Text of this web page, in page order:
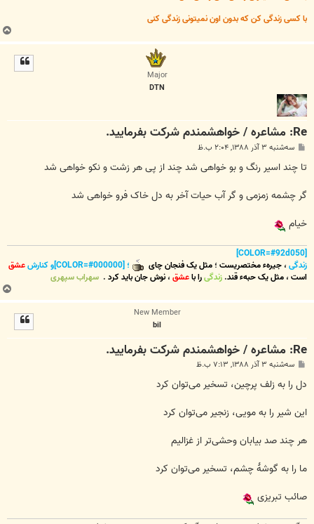
با کسی زندگی کن که بدون اون نمیتونی زندگی کنی
ب
ا
Major
DTN
Re: مشاعره / خواهشمندم شرکت بفرماييد.
پ
ت
سه‌شنبه ۳ آذر ۱۳۸۸, ۲:۰۴ ب.ظ
تا چند اسیر رنگ و بو خواهی شد چند از پی هر زشت و نکو خواهی شد
گر چشمه زمزمی و گر آب حیات آخر به دل خاک فرو خواهی شد
خیام
زندگی،جیرهء مختصریست؛مثل یک فنجان چای ؛ [COLOR=#000000]و کنارش
عشق
است،مثل یک حبهء قند. زندگیرا باعشق،نوش جانباید کرد. سهراب سپهری
ب
ا
New Member
bil
Re: مشاعره / خواهشمندم شرکت بفرماييد.
پ
ت
سه‌شنبه ۳ آذر ۱۳۸۸, ۷:۱۳ ب.ظ
دل را به زلف پرچین، تسخیر می‌توان کرد
این شیر را به مویی، زنجیر می‌توان کرد
هر چند صد بیابان وحشی‌تر از غزالیم
ما را به گوشهٔ چشم، تسخیر می‌توان کرد
صائب تبریزی